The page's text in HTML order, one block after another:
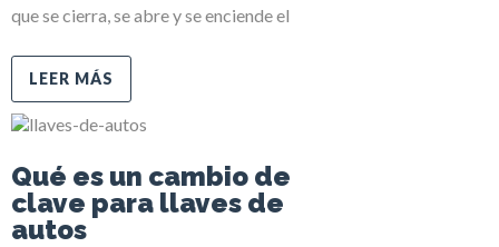
que se cierra, se abre y se enciende el
LEER MÁS
Qué es un cambio de
clave para llaves de
autos